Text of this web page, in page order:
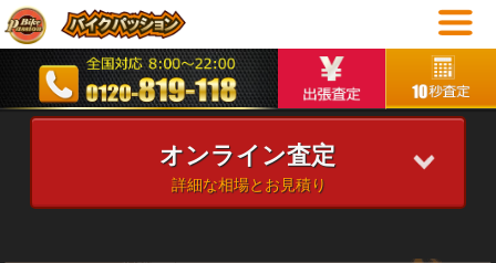
オンライン査定
詳細な相場とお見積り